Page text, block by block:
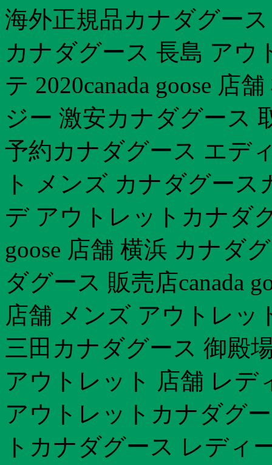
海外正規品カナダグー
カナダグース 長島 アウ
テ 2020canada goose 店
ジー 激安カナダグース
予約カナダグース エデ
ト メンズ カナダグー
デ アウトレットカナダ
goose 店舗 横浜 カナダ
ダグース 販売店canada
店舗 メンズ アウトレ
三田カナダグース 御殿
アウトレット 店舗 レデ
アウトレットカナダグ
トカナダグース レディ